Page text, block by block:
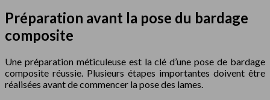
Préparation avant la pose du bardage
composite
Une préparation méticuleuse est la clé d’une pose de bardage
composite réussie. Plusieurs étapes importantes doivent être
réalisées avant de commencer la pose des lames.